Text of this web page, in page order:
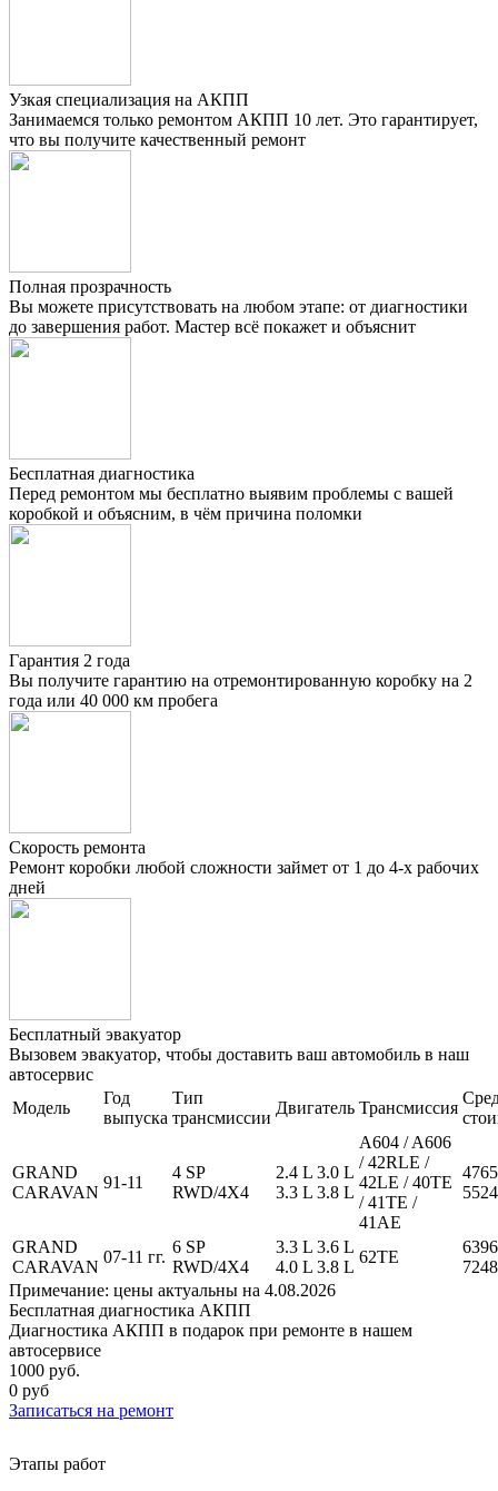
Узкая специализация на АКПП
Занимаемся только ремонтом АКПП 10 лет. Это гарантирует,
что вы получите качественный ремонт
Полная прозрачность
Вы можете присутствовать на любом этапе: от диагностики
до завершения работ. Мастер всё покажет и объяснит
Бесплатная диагностика
Перед ремонтом мы бесплатно выявим проблемы с вашей
коробкой и объясним, в чём причина поломки
Гарантия 2 года
Вы получите гарантию на отремонтированную коробку на 2
года или 40 000 км пробега
Скорость ремонта
Ремонт коробки любой сложности займет от 1 до 4-х рабочих
дней
Бесплатный эвакуатор
Вызовем эвакуатор, чтобы доставить ваш автомобиль в наш
автосервис
Модель
Год
выпуска
Тип
трансмиссии
Двигатель Трансмиссия
GRAND
CARAVAN
91-11
4 SP
RWD/4X4
2.4 L 3.0 L
3.3 L 3.8 L
A604 / A606
/ 42RLE /
42LE / 40TE
/ 41TE /
41AE
GRAND
CARAVAN
07-11 гг.
6 SP
RWD/4X4
3.3 L 3.6 L
4.0 L 3.8 L
62TE
Примечание: цены актуальны на 4.08.2026
Бесплатная диагностика АКПП
Диагностика АКПП в подарок при ремонте в нашем
автосервисе
1000 руб.
0 руб
Записаться на ремонт
Этапы работ